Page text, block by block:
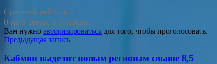
Средний рейтинг
0 из 5 звезд. 0 голосов.
Вам нужно авторизироваться для того, чтобы проголосовать.
Навигация
по
Предыдущая запись
Кабмин выделит новым регионам свыше 8,5